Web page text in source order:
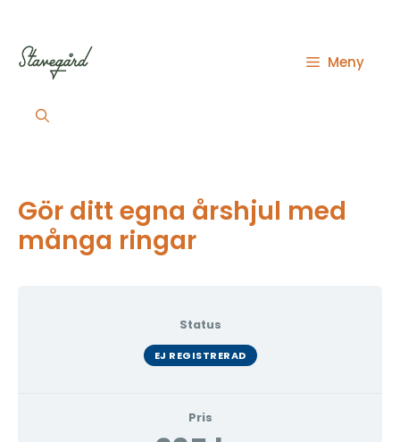
innehåll
Meny
Gör ditt egna årshjul med
många ringar
Status
EJ REGISTRERAD
Pris